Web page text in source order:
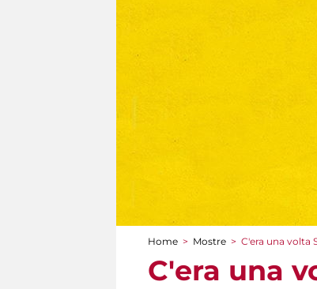
Tu sei qui
Home > Mostre > C'era una volta
C'era una